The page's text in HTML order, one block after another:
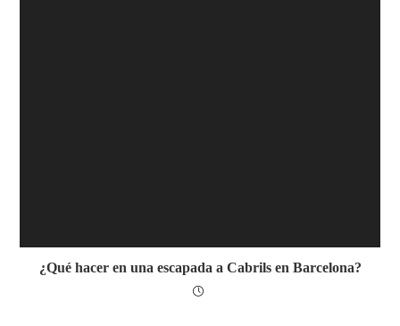
¿Qué hacer en una escapada a Cabrils en Barcelona?